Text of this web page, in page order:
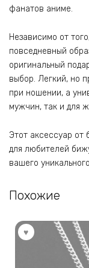
фанатов аниме.
Независимо от
повседневный
оригинальный
выбор. Легкий, но
при ношении, а
мужчин, так и для
Этот аксессуар от
для любителей
вашего
Похожие